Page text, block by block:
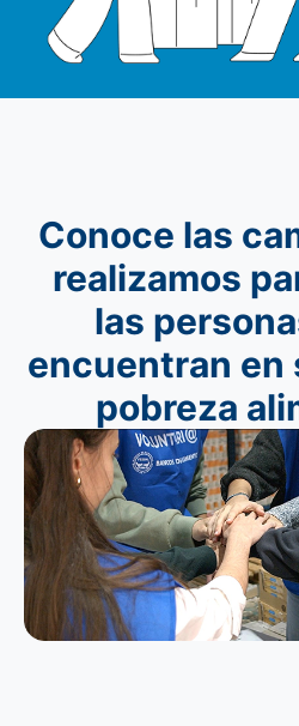
Conoce las
realizamos
las
encuentran en
pobreza